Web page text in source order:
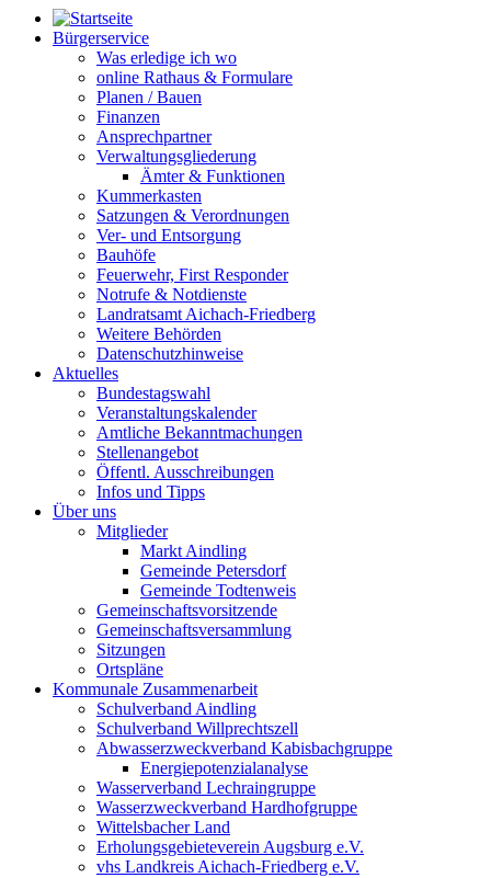
Bürgerservice
Was erledige ich wo
online Rathaus & Formulare
Planen / Bauen
Finanzen
Ansprechpartner
Verwaltungsgliederung
Ämter & Funktionen
Kummerkasten
Satzungen & Verordnungen
Ver- und Entsorgung
Bauhöfe
Feuerwehr, First Responder
Notrufe & Notdienste
Landratsamt Aichach-Friedberg
Weitere Behörden
Datenschutzhinweise
Aktuelles
Bundestagswahl
Veranstaltungskalender
Amtliche Bekanntmachungen
Stellenangebot
Öffentl. Ausschreibungen
Infos und Tipps
Über uns
Mitglieder
Markt Aindling
Gemeinde Petersdorf
Gemeinde Todtenweis
Gemeinschaftsvorsitzende
Gemeinschaftsversammlung
Sitzungen
Ortspläne
Kommunale Zusammenarbeit
Schulverband Aindling
Schulverband Willprechtszell
Abwasserzweckverband Kabisbachgruppe
Energiepotenzialanalyse
Wasserverband Lechraingruppe
Wasserzweckverband Hardhofgruppe
Wittelsbacher Land
Erholungsgebieteverein Augsburg e.V.
vhs Landkreis Aichach-Friedberg e.V.